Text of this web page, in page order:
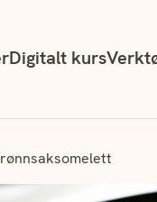
Digitalt kurs